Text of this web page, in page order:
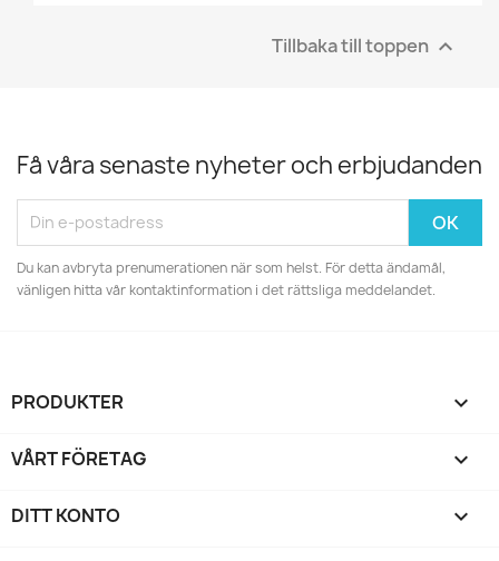
Tillbaka till toppen 
Få våra senaste nyheter och erbjudanden
Du kan avbryta prenumerationen när som helst. För detta ändamål,
vänligen hitta vår kontaktinformation i det rättsliga meddelandet.
PRODUKTER 
VÅRT FÖRETAG 
DITT KONTO 